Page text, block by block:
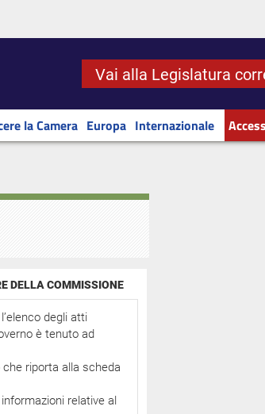
Vai alla Legislatura
la Camera Europa Internazionale
DELLA COMMISSIONE
degli atti
è tenuto ad
riporta alla scheda
relative al